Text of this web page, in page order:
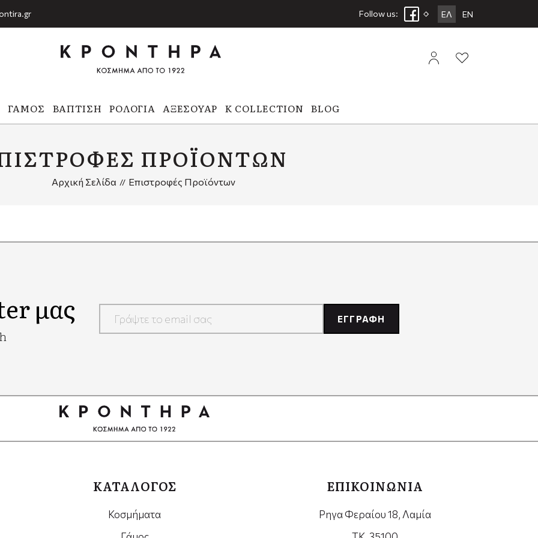
Follow us: ΕΛ EN
ΓΆΜΟΣ ΒΆΠΤΙΣΗ ΡΟΛΌΓΙΑ ΑΞΕΣΟΥΆΡ K COLLECTION BLOG
ΠΡΟΪΌΝΤΩΝ
Αρχική Σελίδα Επιστροφές Προϊόντων
μας ΕΓΓΡΑΦΗ
Google
Recaptcha
ΚΑΤΑΛΟΓΟΣ
Κοσμήματα
ΕΠΙΚΟΙΝΩΝΙΑ
Ρηγα Φεραίου 18, Λαμία